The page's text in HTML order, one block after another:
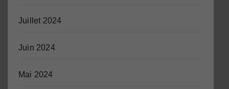
Juillet 2024
Juin 2024
Mai 2024